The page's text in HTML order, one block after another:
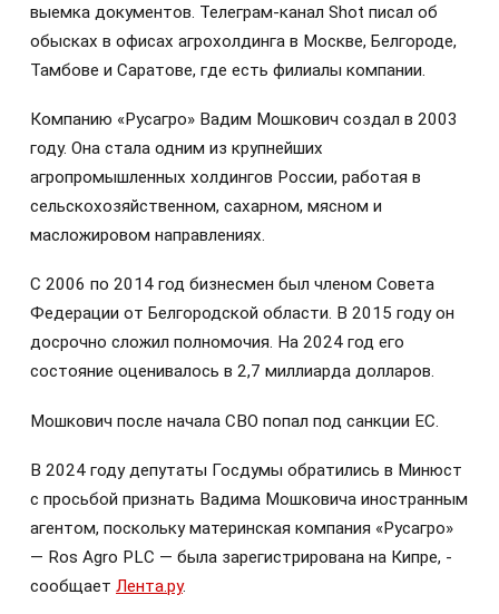
выемка документов. Телеграм-канал Shot писал об
обысках в офисах агрохолдинга в Москве, Белгороде,
Тамбове и Саратове, где есть филиалы компании.
Компанию «Русагро» Вадим Мошкович создал в 2003
году. Она стала одним из крупнейших
агропромышленных холдингов России, работая в
сельскохозяйственном, сахарном, мясном и
масложировом направлениях.
С 2006 по 2014 год бизнесмен был членом Совета
Федерации от Белгородской области. В 2015 году он
досрочно сложил полномочия. На 2024 год его
состояние оценивалось в 2,7 миллиарда долларов.
Мошкович после начала СВО попал под санкции ЕС.
В 2024 году депутаты Госдумы обратились в Минюст
с просьбой признать Вадима Мошковича иностранным
агентом, поскольку материнская компания «Русагро»
— Ros Agro PLC — была зарегистрирована на Кипре, -
сообщает Лента.ру.